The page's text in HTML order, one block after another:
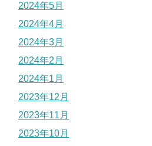
2024年5月
2024年4月
2024年3月
2024年2月
2024年1月
2023年12月
2023年11月
2023年10月